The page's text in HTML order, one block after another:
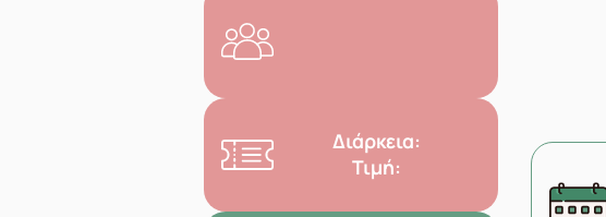
Διάρκεια:
Τιμή: